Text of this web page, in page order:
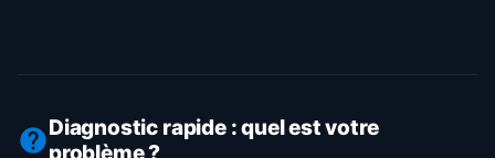
Diagnostic rapide : quel est votre